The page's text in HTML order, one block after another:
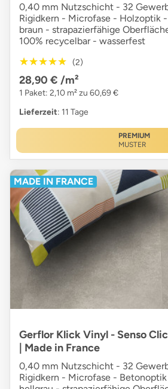
0,40 mm Nutzschicht - 32
Rigidkern - Microfase - Holzoptik
braun - strapazierfähige
100% recycelbar - wasserfest
★★★★★
★★★★★ (2)
28,90 € /m²
1 Paket: 2,10 m² zu 60,69 €
Lieferzeit: 11 Tage
PREMIUM
MUSTER
MADE IN FRANCE
Gerflor Klick Vinyl - Senso
| Made in France
0,40 mm Nutzschicht - 32
Rigidkern - Microfase -